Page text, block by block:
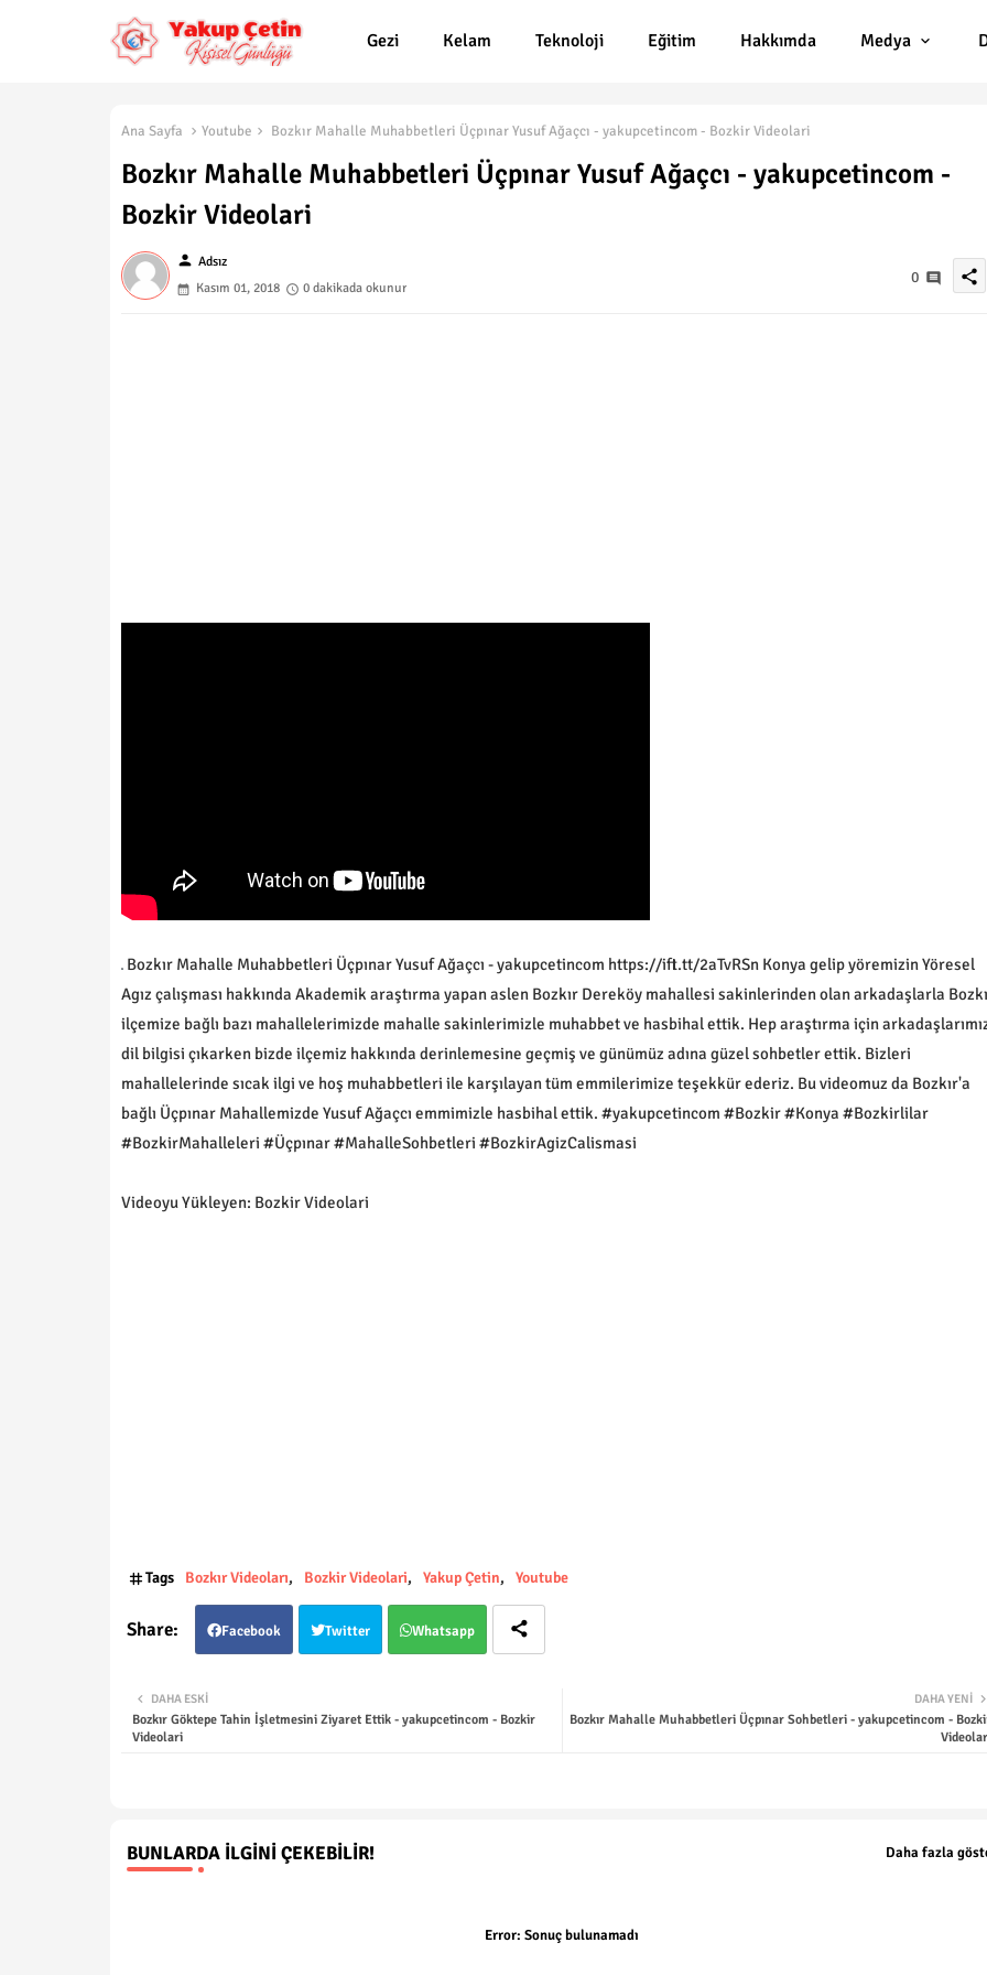
Gezi Kelam Teknoloji Eğitim Hakkımda Medya
Ana Sayfa Youtube Bozkır Mahalle Muhabbetleri Üçpınar Yusuf Ağaçcı - yakupcetincom - Bozkir Videolari
Bozkır Mahalle Muhabbetleri Üçpınar Yusuf Ağaçcı - yakupcetincom -
Bozkir Videolari
person Adsız
Kasım 01, 2018
0 dakikada okunur
0 share
Bozkır Mahalle Muhabbetleri Üçpınar Yusuf Ağaçcı - yakupcetincom https://ift.tt/2aTvRSn Konya gelip yöremizin Yöresel
Agız çalışması hakkında Akademik araştırma yapan aslen Bozkır Dereköy mahallesi sakinlerinden olan arkadaşlarla
ilçemize bağlı bazı mahallelerimizde mahalle sakinlerimizle muhabbet ve hasbihal ettik. Hep araştırma için
dil bilgisi çıkarken bizde ilçemiz hakkında derinlemesine geçmiş ve günümüz adına güzel sohbetler ettik. Bizleri
mahallelerinde sıcak ilgi ve hoş muhabbetleri ile karşılayan tüm emmilerimize teşekkür ederiz. Bu videomuz da Bozkır'a
bağlı Üçpınar Mahallemizde Yusuf Ağaçcı emmimizle hasbihal ettik. #yakupcetincom #Bozkir #Konya #Bozkirlilar
#BozkirMahalleleri #Üçpınar #MahalleSohbetleri #BozkirAgizCalismasi
Videoyu Yükleyen: Bozkir Videolari
Tags Bozkır Videoları Bozkir Videolari Yakup Çetin Youtube
Facebook Twitter Whatsapp
DAHA YENI
Bozkır Mahalle Muhabbetleri Üçpınar Sohbetleri - yakupcetincom -
DAHA ESKI
Bozkır Göktepe Tahin İşletmesini Ziyaret Ettik - yakupcetincom - Bozkir
Videolari
BUNLARDA İLGINI ÇEKEBILIR! Daha fazla
Error: Sonuç bulunamadı